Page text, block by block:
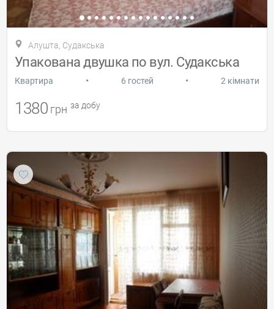
Алушта, Судакська
Упакована двушка по вул. Судакська
Квартира • 6 гостей • 2 кімнати
1380 грн за добу